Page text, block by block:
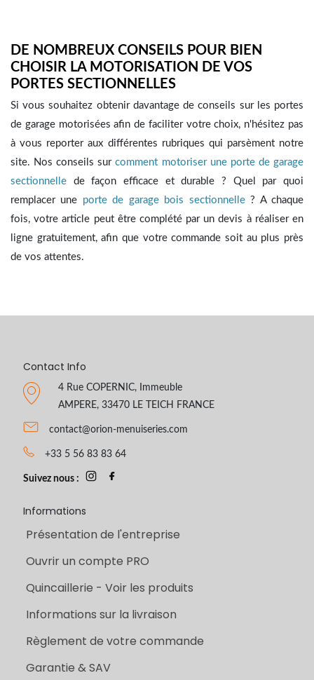
DE NOMBREUX CONSEILS POUR BIEN
CHOISIR LA MOTORISATION DE VOS
PORTES SECTIONNELLES
Si vous souhaitez obtenir davantage de conseils sur les portes
de garage motorisées afin de faciliter votre choix, n'hésitez pas
à vous reporter aux différentes rubriques qui parsèment notre
site. Nos conseils surcomment motoriser une porte de garage
sectionnelle de façon efficace et durable ? Quel par quoi
remplacer une porte de garage bois sectionnelle? A chaque
fois, votre article peut être complété par un devis à réaliser en
ligne gratuitement, afin que votre commande soit au plus près
de vos attentes.
Contact Info
4 Rue COPERNIC, Immeuble
AMPERE, 33470 LE TEICH FRANCE
contact@orion-menuiseries.com
+33 5 56 83 83 64
Suivez nous :
Informations
Présentation de l'entreprise
Ouvrir un compte PRO
Quincaillerie - Voir les produits
Informations sur la livraison
Règlement de votre commande
Garantie & SAV